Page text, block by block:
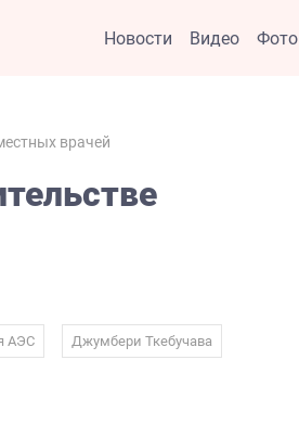
Новости Видео Фото
врачей
АЭС Джумбери Ткебучава